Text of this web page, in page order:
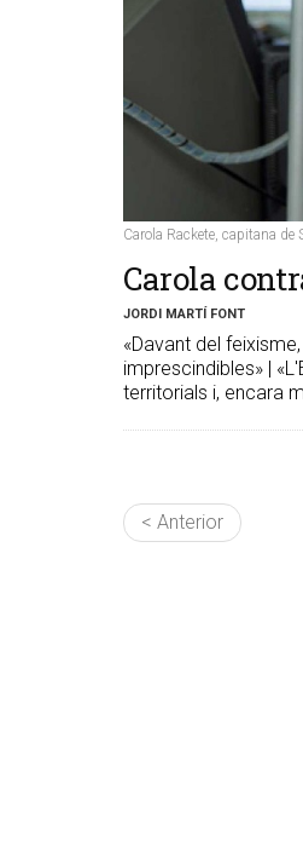
Carola Rackete, capitana
Carola
JORDI MARTÍ FONT
«Davant del
imprescindibles» |
territorials i, encara
< Anterior